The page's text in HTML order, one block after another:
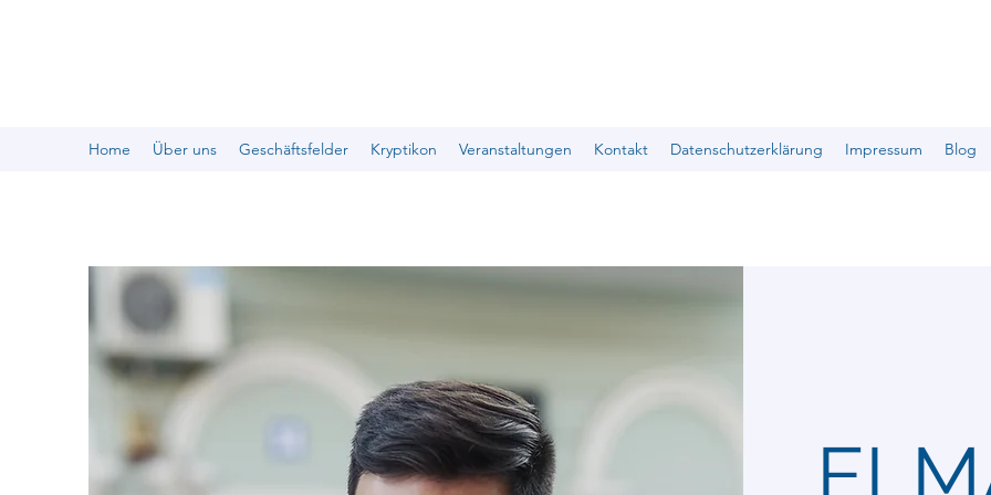
Home Über uns Geschäftsfelder Kryptikon Veranstaltungen Kontakt Datenschutzerklärung Impressum Blog